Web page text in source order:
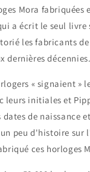
Mora fabriquées
a écrit le seul livre
les fabricants
dernières décennies.
« signaient »
leurs initiales et
de naissance
peu d'histoire sur
ces horloges